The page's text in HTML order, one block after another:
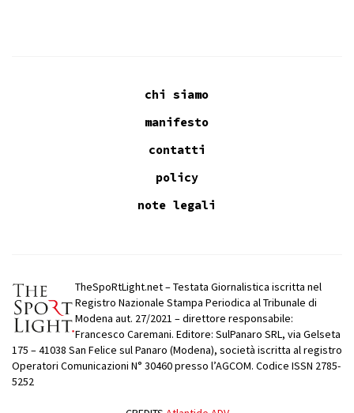
chi siamo
manifesto
contatti
policy
note legali
TheSpoRtLight.net – Testata Giornalistica iscritta nel
Registro Nazionale Stampa Periodica al Tribunale di
Modena aut. 27/2021 – direttore responsabile:
Francesco Caremani. Editore: SulPanaro SRL, via Gelseta
175 – 41038 San Felice sul Panaro (Modena), società iscritta al registro
Operatori Comunicazioni N° 30460 presso l’AGCOM. Codice ISSN 2785-
5252